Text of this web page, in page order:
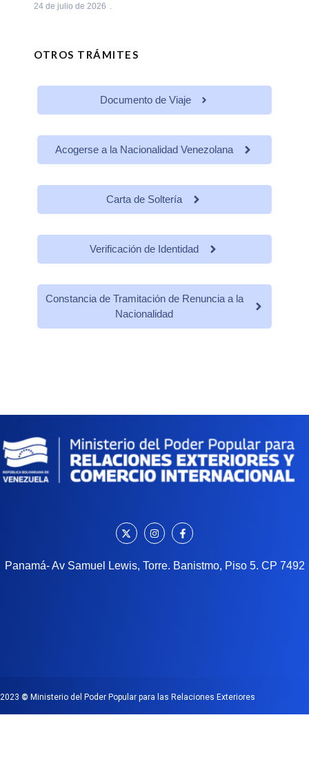
24 de julio de 2026
OTROS TRÁMITES
Documento de Viaje
Acogerse a la Nacionalidad Venezolana
Carta de Soltería
Verificación de Identidad
Constancia de Tramitación de Renuncia a la
Nacionalidad
Panamá- Av Samuel Lewis, Torre. Banistmo, Piso 5. CP 7492
2023 © Ministerio del Poder Popular para las Relaciones Exteriores